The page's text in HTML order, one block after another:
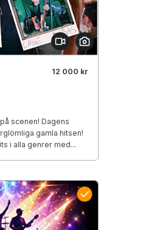
12 000 kr
scenen! Dagens
gamla hitsen!
i alla genrer med...